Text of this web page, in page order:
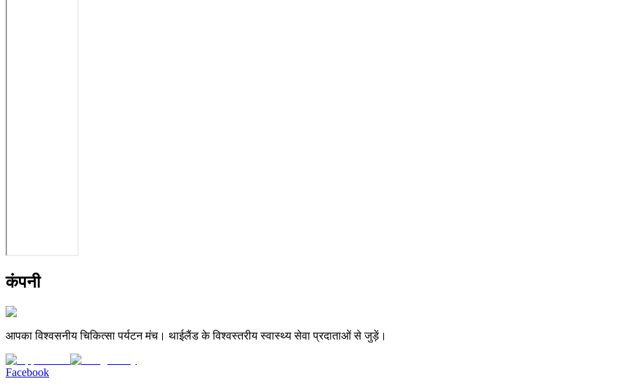
कंपनी
आपका विश्वसनीय चिकित्सा पर्यटन मंच। थाईलैंड के विश्वस्तरीय स्वास्थ्य सेवा प्रदाताओं से जुड़ें।
Facebook